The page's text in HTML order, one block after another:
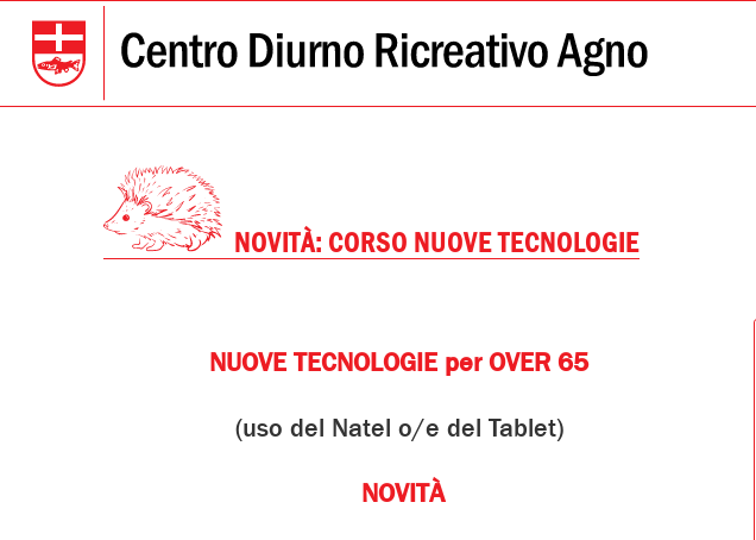
NOVITÀ: CORSO NUOVE TECNOLOGIE
NUOVE TECNOLOGIE per OVER 65
(uso del Natel o/e del Tablet)
NOVITÀ